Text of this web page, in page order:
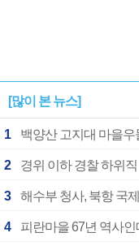
[많이 본 뉴스]
1 백양산 고지대 마을우
2 경위 이하 경찰 하위
3 해수부 청사, 북항 국
4 피란마을 67년 역사